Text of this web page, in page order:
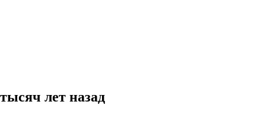
лет назад‍